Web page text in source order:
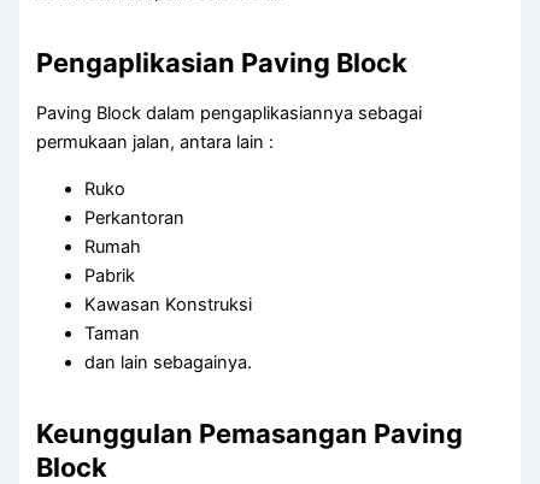
Pengaplikasian Paving Block
Paving Block dalam pengaplikasiannya sebagai
permukaan jalan, antara lain :
Ruko
Perkantoran
Rumah
Pabrik
Kawasan Konstruksi
Taman
dan lain sebagainya.
Keunggulan Pemasangan Paving
Block